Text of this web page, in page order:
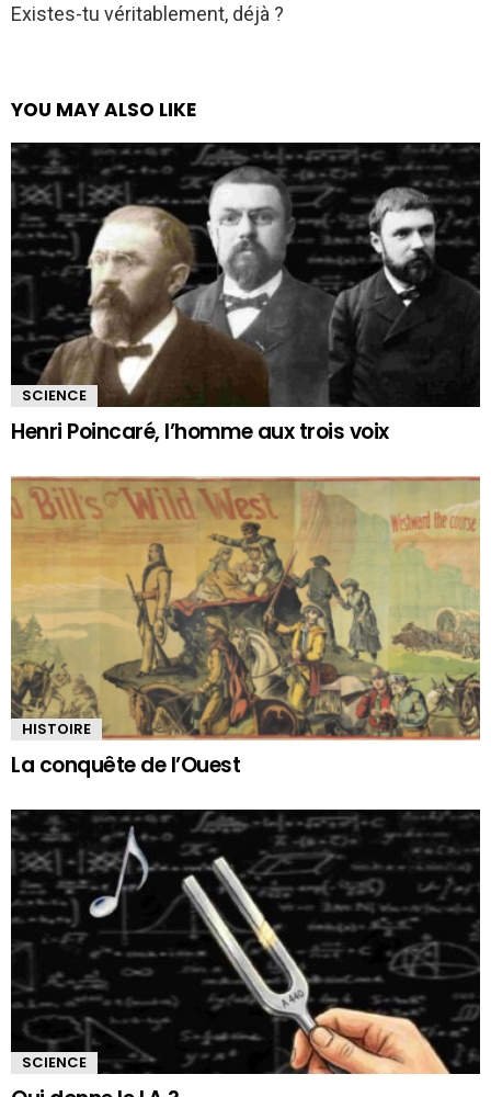
Existes-tu véritablement, déjà ?
YOU MAY ALSO LIKE
SCIENCE
Henri Poincaré, l’homme aux trois voix
HISTOIRE
La conquête de l’Ouest
SCIENCE